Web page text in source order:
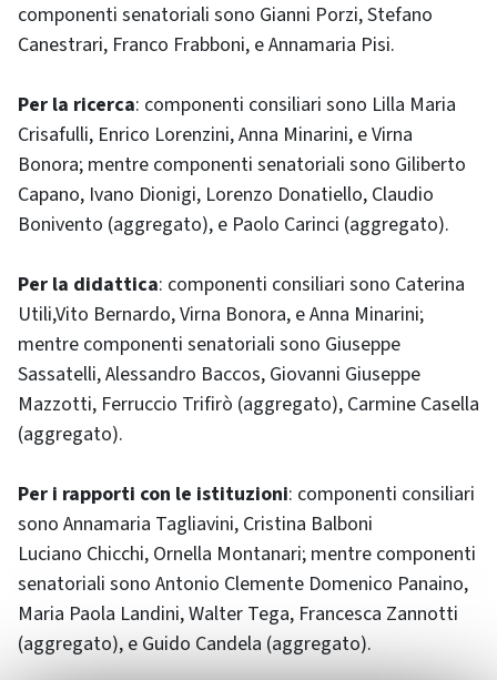
componenti senatoriali sono Gianni Porzi, Stefano
Canestrari, Franco Frabboni, e Annamaria Pisi.
Per la ricerca: componenti consiliari sono Lilla Maria
Crisafulli, Enrico Lorenzini, Anna Minarini, e Virna
Bonora; mentre componenti senatoriali sono Giliberto
Capano, Ivano Dionigi, Lorenzo Donatiello, Claudio
Bonivento (aggregato), e Paolo Carinci (aggregato).
Per la didattica: componenti consiliari sono Caterina
Utili,Vito Bernardo, Virna Bonora, e Anna Minarini;
mentre componenti senatoriali sono Giuseppe
Sassatelli, Alessandro Baccos, Giovanni Giuseppe
Mazzotti, Ferruccio Trifirò (aggregato), Carmine Casella
(aggregato).
Per i rapporti con le istituzioni: componenti consiliari
sono Annamaria Tagliavini, Cristina Balboni
Luciano Chicchi, Ornella Montanari; mentre componenti
senatoriali sono Antonio Clemente Domenico Panaino,
Maria Paola Landini, Walter Tega, Francesca Zannotti
(aggregato), e Guido Candela (aggregato).